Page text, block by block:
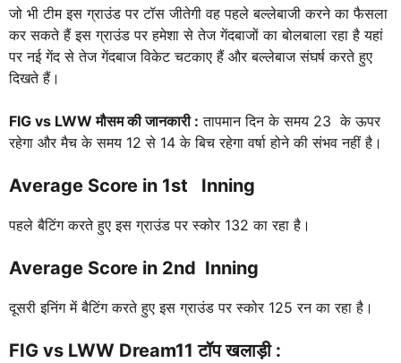
जो भी टीम इस ग्राउंड पर टॉस जीतेगी वह पहले बल्लेबाजी करने का फैसला
कर सकते हैं इस ग्राउंड पर हमेशा से तेज गेंदबाजों का बोलबाला रहा है यहां
पर नई गेंद से तेज गेंदबाज विकेट चटकाए हैं और बल्लेबाज संघर्ष करते हुए
दिखते हैं।
FIG vs LWWमौसम की जानकारी : तापमान दिन के समय 23 के ऊपर
रहेगा और मैच के समय 12 से 14 के बिच रहेगा वर्षा होने की संभव नहीं है।
Average Score in 1st Inning
पहले बैटिंग करते हुए इस ग्राउंड पर स्कोर 132 का रहा है।
Average Score in 2nd Inning
दूसरी इनिंग में बैटिंग करते हुए इस ग्राउंड पर स्कोर 125 रन का रहा है।
FIG vs LWW Dream11 टॉप खलाड़ी :